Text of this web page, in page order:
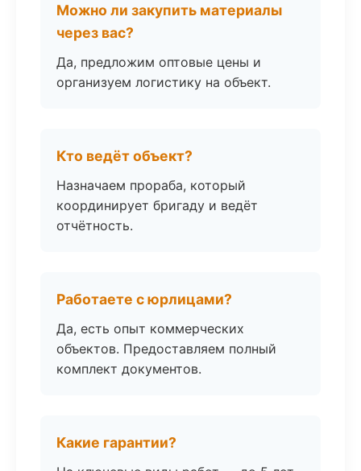
Можно ли закупить материалы
через вас?
Да, предложим оптовые цены и
организуем логистику на объект.
Кто ведёт объект?
Назначаем прораба, который
координирует бригаду и ведёт
отчётность.
Работаете с юрлицами?
Да, есть опыт коммерческих
объектов. Предоставляем полный
комплект документов.
Какие гарантии?